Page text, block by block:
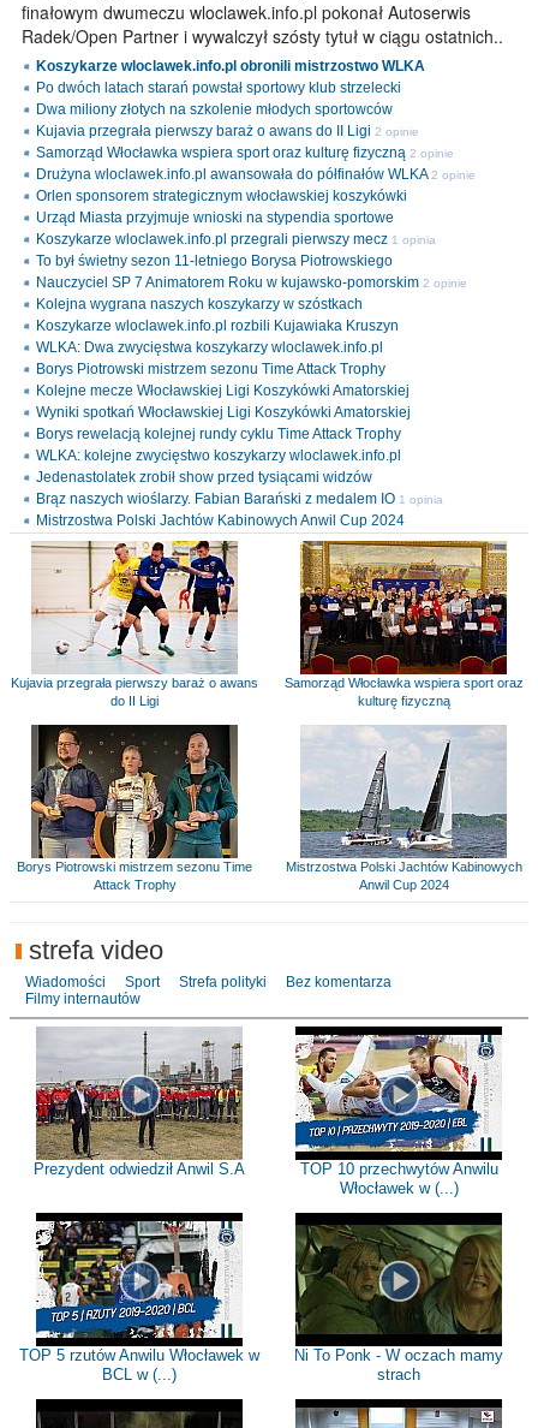
finałowym dwumeczu wloclawek.info.pl pokonał Autoserwis
Radek/Open Partner i wywalczył szósty tytuł w ciągu ostatnich..
Koszykarze wloclawek.info.pl obronili mistrzostwo WLKA
Po dwóch latach starań powstał sportowy klub strzelecki
Dwa miliony złotych na szkolenie młodych sportowców
Kujavia przegrała pierwszy baraż o awans do II Ligi 2 opinie
Samorząd Włocławka wspiera sport oraz kulturę fizyczną 2 opinie
Drużyna wloclawek.info.pl awansowała do półfinałów WLKA 2 opinie
Orlen sponsorem strategicznym włocławskiej koszykówki
Urząd Miasta przyjmuje wnioski na stypendia sportowe
Koszykarze wloclawek.info.pl przegrali pierwszy mecz 1 opinia
To był świetny sezon 11-letniego Borysa Piotrowskiego
Nauczyciel SP 7 Animatorem Roku w kujawsko-pomorskim 2 opinie
Kolejna wygrana naszych koszykarzy w szóstkach
Koszykarze wloclawek.info.pl rozbili Kujawiaka Kruszyn
WLKA: Dwa zwycięstwa koszykarzy wloclawek.info.pl
Borys Piotrowski mistrzem sezonu Time Attack Trophy
Kolejne mecze Włocławskiej Ligi Koszykówki Amatorskiej
Wyniki spotkań Włocławskiej Ligi Koszykówki Amatorskiej
Borys rewelacją kolejnej rundy cyklu Time Attack Trophy
WLKA: kolejne zwycięstwo koszykarzy wloclawek.info.pl
Jedenastolatek zrobił show przed tysiącami widzów
Brąz naszych wioślarzy. Fabian Barański z medalem IO 1 opinia
Mistrzostwa Polski Jachtów Kabinowych Anwil Cup 2024
Kujavia przegrała pierwszy baraż o awans
do II Ligi
Samorząd Włocławka wspiera sport oraz
kulturę fizyczną
Borys Piotrowski mistrzem sezonu Time
Attack Trophy
Mistrzostwa Polski Jachtów Kabinowych
Anwil Cup 2024
strefa video
Wiadomości Sport Strefa polityki
Bez komentarza
Filmy internautów
Prezydent odwiedził Anwil S.A
TOP 10 przechwytów Anwilu
Włocławek w (...)
TOP 5 rzutów Anwilu Włocławek w
BCL w (...)
Ni To Ponk - W oczach mamy
strach